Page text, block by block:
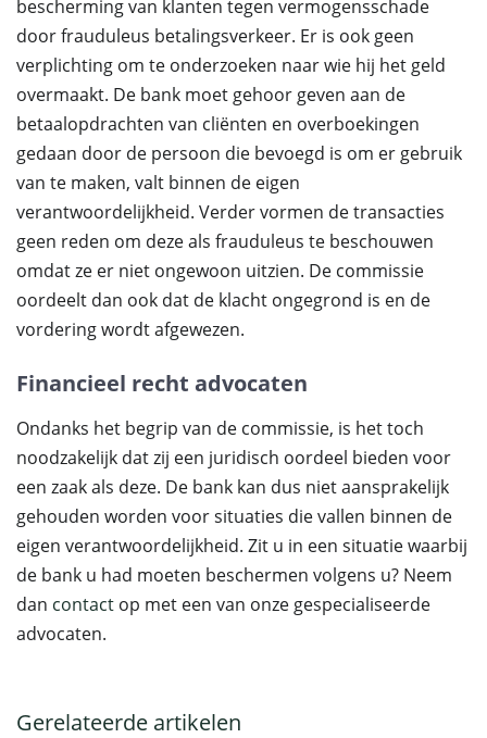
bescherming van klanten tegen vermogensschade
door frauduleus betalingsverkeer. Er is ook geen
verplichting om te onderzoeken naar wie hij het geld
overmaakt. De bank moet gehoor geven aan de
betaalopdrachten van cliënten en overboekingen
gedaan door de persoon die bevoegd is om er gebruik
van te maken, valt binnen de eigen
verantwoordelijkheid. Verder vormen de transacties
geen reden om deze als frauduleus te beschouwen
omdat ze er niet ongewoon uitzien. De commissie
oordeelt dan ook dat de klacht ongegrond is en de
vordering wordt afgewezen.
Financieel recht advocaten
Ondanks het begrip van de commissie, is het toch
noodzakelijk dat zij een juridisch oordeel bieden voor
een zaak als deze. De bank kan dus niet aansprakelijk
gehouden worden voor situaties die vallen binnen de
eigen verantwoordelijkheid. Zit u in een situatie waarbij
de bank u had moeten beschermen volgens u? Neem
dan contact op met een van onze gespecialiseerde
advocaten.
Gerelateerde artikelen